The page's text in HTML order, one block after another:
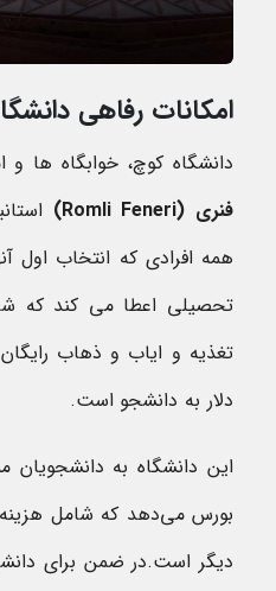
امکانات رفاهی
دانشگاه کوچ، خوابگاه ها و
فنری (Romli Feneri
)
همه افرادی که انتخاب اول
تحصیلی اعطا می کند که
دلار به دانشجو است.
این دانشگاه به
بورس می‌دهد که شامل
دیگر است.در ضمن برای